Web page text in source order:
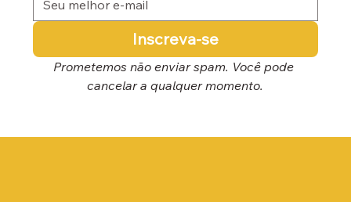
Inscreva-se
Prometemos não enviar spam. Você pode
cancelar a qualquer momento.